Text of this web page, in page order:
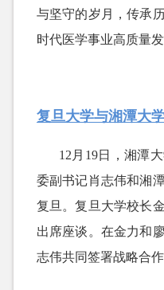
与坚守的岁月，传承
时代医学事业高质量发
复旦大学与湘潭大
12月19日，湘潭
委副书记肖志伟和湘
复旦。复旦大学校长
出席座谈。在金力和
志伟共同签署战略合作